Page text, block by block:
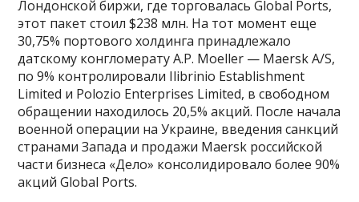
Лондонской биржи, где торговалась Global Ports,
этот пакет стоил $238 млн. На тот момент еще
30,75% портового холдинга принадлежало
датскому конгломерату A.P. Moeller — Maersk A/S,
по 9% контролировали Ilibrinio Establishment
Limited и Polozio Enterprises Limited, в свободном
обращении находилось 20,5% акций. После начала
военной операции на Украине, введения санкций
странами Запада и продажи Maersk российской
части бизнеса «Дело» консолидировало более 90%
акций Global Ports.